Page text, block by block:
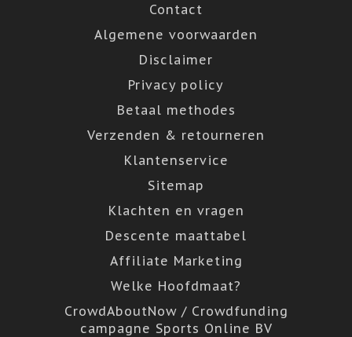
Contact
Algemene voorwaarden
Disclaimer
Privacy policy
Betaal methodes
Verzenden & retourneren
Klantenservice
Sitemap
Klachten en vragen
Descente maattabel
Affiliate Marketing
Welke Hoofdmaat?
CrowdAboutNow / Crowdfunding
campagne Sports Online BV